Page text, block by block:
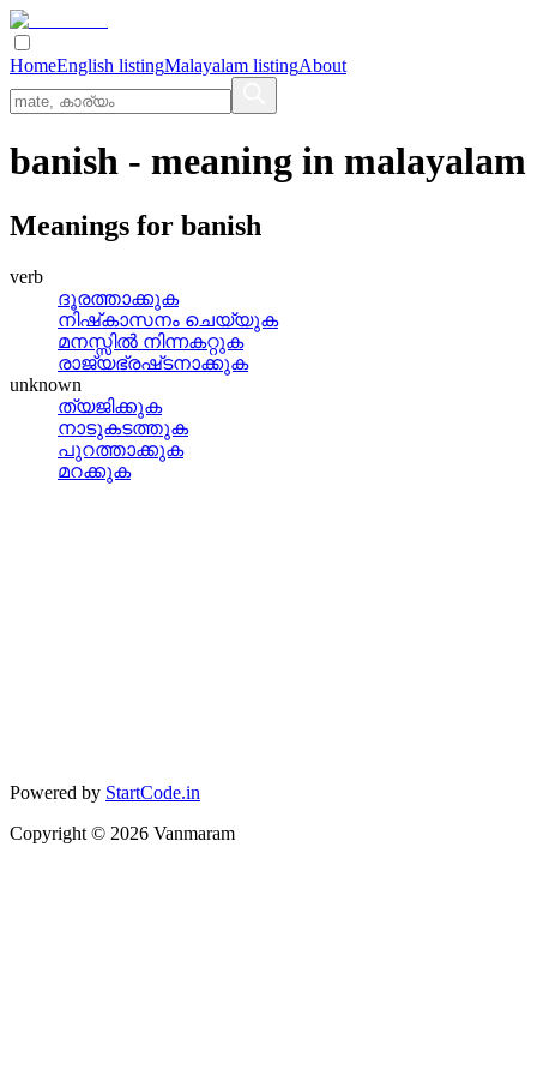
HomeEnglish listingMalayalam listingAbout
banish - meaning in malayalam
Meanings for banish
verb
ദൂരത്താക്കുക
നിഷ്‌കാസനം ചെയ്യുക
മനസ്സില്‍ നിന്നകറ്റുക
രാജ്യഭ്രഷ്‌ടനാക്കുക
unknown
ത്യജിക്കുക
നാടുകടത്തുക
പുറത്താക്കുക
മറക്കുക
Powered by StartCode.in
Copyright © 2026 Vanmaram